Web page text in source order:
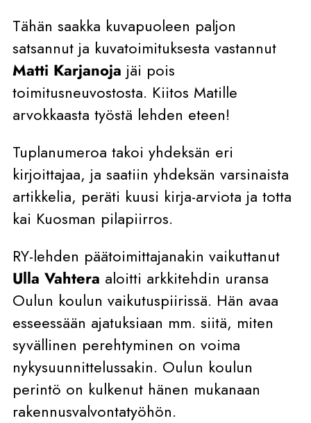
Tähän saakka kuvapuoleen paljon
satsannut ja kuvatoimituksesta vastannut
Matti Karjanoja jäi pois
toimitusneuvostosta. Kiitos Matille
arvokkaasta työstä lehden eteen!
Tuplanumeroa takoi yhdeksän eri
kirjoittajaa, ja saatiin yhdeksän varsinaista
artikkelia, peräti kuusi kirja-arviota ja totta
kai Kuosman pilapiirros.
RY-lehden päätoimittajanakin vaikuttanut
Ulla Vahtera aloitti arkkitehdin uransa
Oulun koulun vaikutuspiirissä. Hän avaa
esseessään ajatuksiaan mm. siitä, miten
syvällinen perehtyminen on voima
nykysuunnittelussakin. Oulun koulun
perintö on kulkenut hänen mukanaan
rakennusvalvontatyöhön.